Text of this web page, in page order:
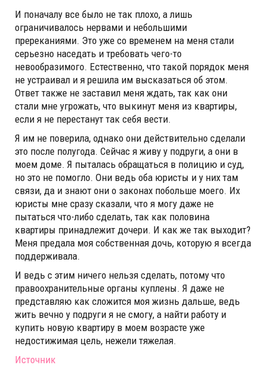
И поначалу все было не так плохо, а лишь
ограничивалось нервами и небольшими
пререканиями. Это уже со временем на меня стали
серьезно наседать и требовать чего-то
невообразимого. Естественно, что такой порядок меня
не устраивал и я решила им высказаться об этом.
Ответ также не заставил меня ждать, так как они
стали мне угрожать, что выкинут меня из квартиры,
если я не перестанут так себя вести.
Я им не поверила, однако они действительно сделали
это после полугода. Сейчас я живу у подруги, а они в
моем доме. Я пыталась обращаться в полицию и суд,
но это не помогло. Они ведь оба юристы и у них там
связи, да и знают они о законах побольше моего. Их
юристы мне сразу сказали, что я могу даже не
пытаться что-либо сделать, так как половина
квартиры принадлежит дочери. И как же так выходит?
Меня предала моя собственная дочь, которую я всегда
поддерживала.
И ведь с этим ничего нельзя сделать, потому что
правоохранительные органы куплены. Я даже не
представляю как сложится моя жизнь дальше, ведь
жить вечно у подруги я не смогу, а найти работу и
купить новую квартиру в моем возрасте уже
недостижимая цель, нежели тяжелая.
Источник